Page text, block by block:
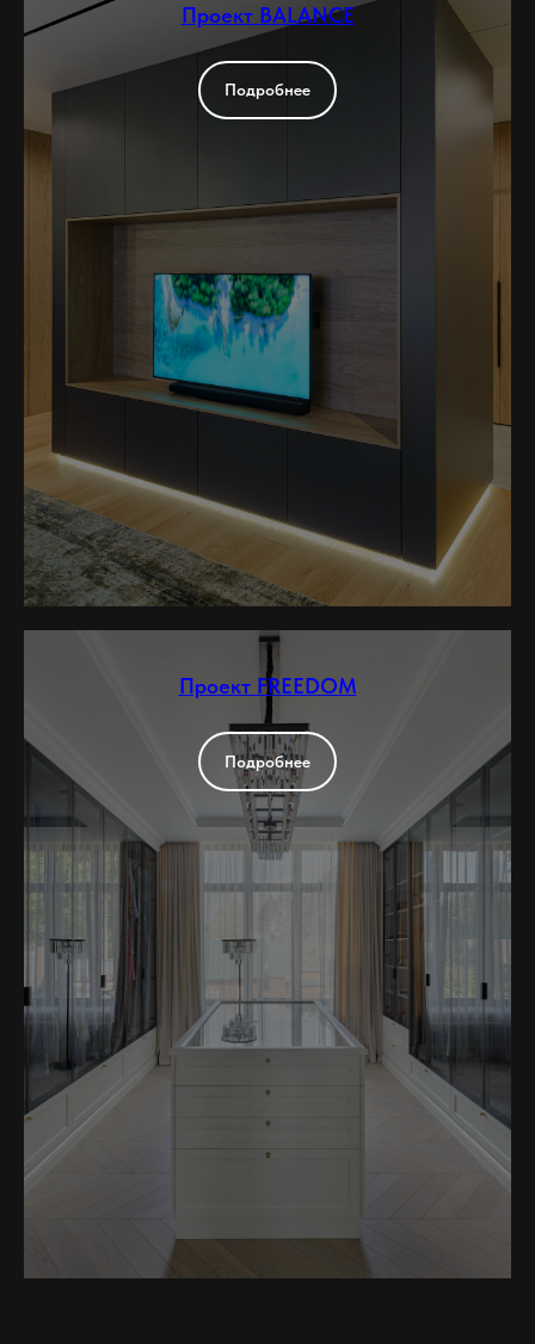
Проект BALANCE
Подробнее
Проект FREEDOM
Подробнее
Подробнее